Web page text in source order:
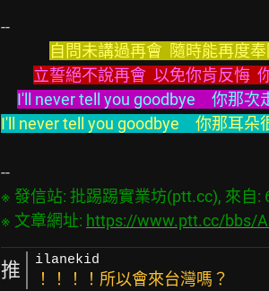
自問未講過再會  隨時能再度
立誓絕不說再會  以免你肯反悔
I'll never tell you goodbye　你那次
I'll never tell you goodbye　你那耳
※ 發信站: 批踢踢實業坊(ptt.cc), 來自:
※ 文章網址: https://www.ptt.cc/bbs/
推 ilanekid
！！！！所以會來台灣嗎？